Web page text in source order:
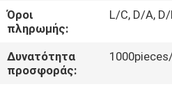
ΝΈΑ
ΠΕΡΙΠΤΏΣΕΙΣ
Όροι
πληρωμής:
L/C, D/A,
Δυνατότητα
προσφοράς: